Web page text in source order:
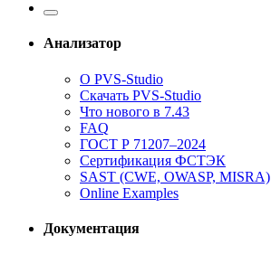
Анализатор
О PVS-Studio
Скачать PVS-Studio
Что нового в 7.43
FAQ
ГОСТ Р 71207–2024
Сертификация ФСТЭК
SAST (CWE, OWASP, MISRA)
Online Examples
Документация